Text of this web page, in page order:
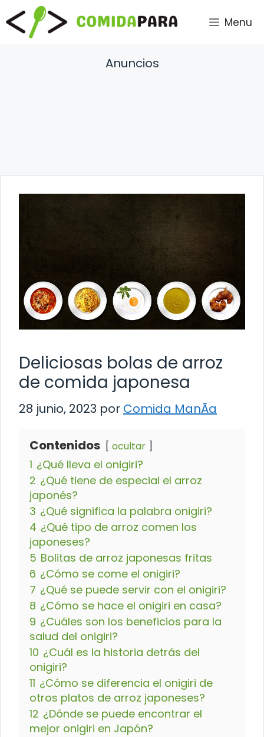
Saltar
al
contenido
Menu
Anuncios
Deliciosas bolas de arroz
de comida japonesa
28 junio, 2023 por Comida ManÃ­a
Contenidos ocultar
1 ¿Qué lleva el onigiri?
2 ¿Qué tiene de especial el arroz
japonés?
3 ¿Qué significa la palabra onigiri?
4 ¿Qué tipo de arroz comen los
japoneses?
5 Bolitas de arroz japonesas fritas
6 ¿Cómo se come el onigiri?
7 ¿Qué se puede servir con el onigiri?
8 ¿Cómo se hace el onigiri en casa?
9 ¿Cuáles son los beneficios para la
salud del onigiri?
10 ¿Cuál es la historia detrás del
onigiri?
11 ¿Cómo se diferencia el onigiri de
otros platos de arroz japoneses?
12 ¿Dónde se puede encontrar el
mejor onigiri en Japón?